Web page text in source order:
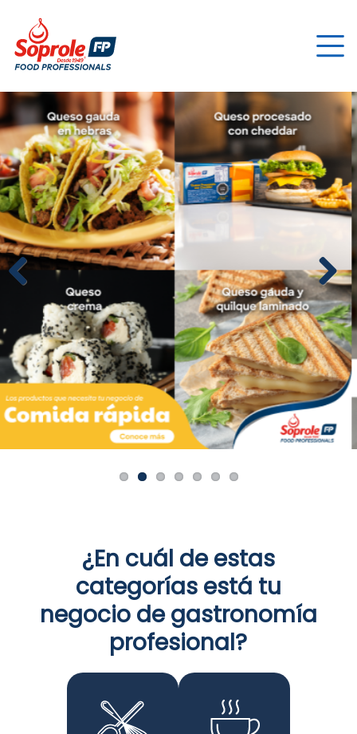
Previous Next
¿En cuál de estas
categorías está tu
negocio de gastronomía
profesional?